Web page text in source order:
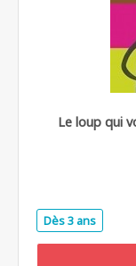
Le loup qui
Dès 3 ans